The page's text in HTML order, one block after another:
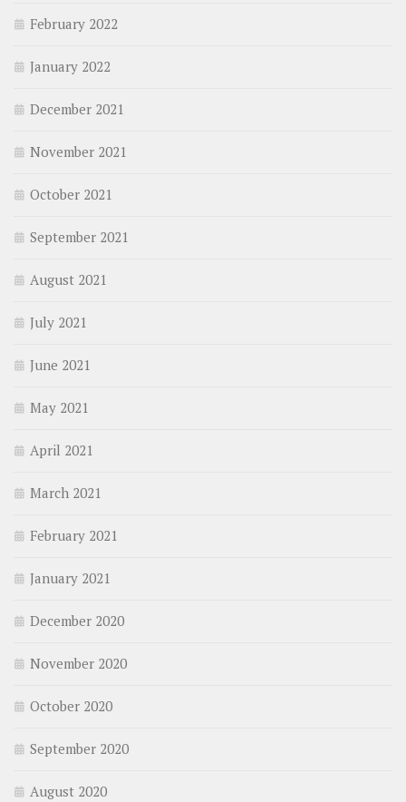
February 2022
January 2022
December 2021
November 2021
October 2021
September 2021
August 2021
July 2021
June 2021
May 2021
April 2021
March 2021
February 2021
January 2021
December 2020
November 2020
October 2020
September 2020
August 2020